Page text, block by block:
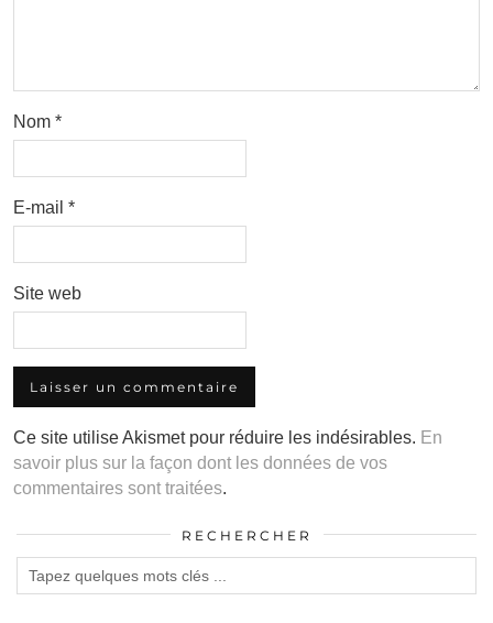
Nom *
E-mail *
Site web
Ce site utilise Akismet pour réduire les indésirables. En
savoir plus sur la façon dont les données de vos
commentaires sont traitées.
RECHERCHER